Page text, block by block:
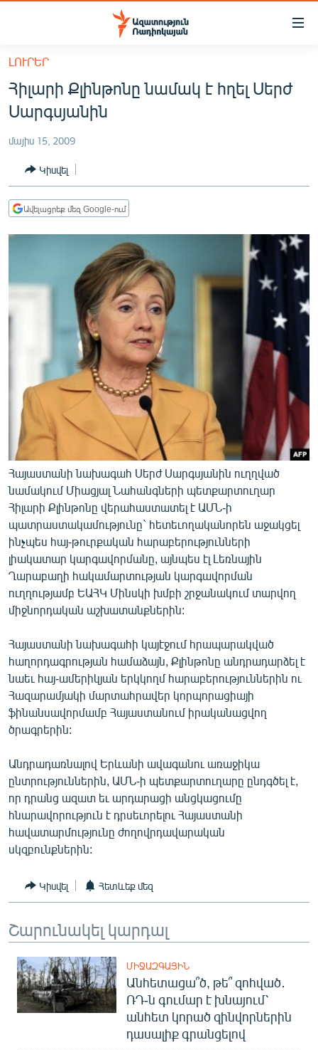
Մատչելիության
հիմնական
բովանդակությանը
Անցնել
հիմնական
մենյուին
ՀԱՅԱՍՏԱՆ
ՔԱՂԱՔԱԿԱՆ
ԸՆՏՐՈՒԹՅՈՒՆՆԵՐ 2026
ԻՐԱՎՈՒՆՔ
ՀԱՍԱՐԱԿՈՒԹՅՈՒՆ
ՊԱՏԵՐԱԶՄԻ 6 ՇԱԲԱԹՆԵՐԸ
ՏԱՐԱԾԱՇՐՋԱՆ
ՄԻՋԱԶԳԱՅԻՆ
ՄՇԱԿՈՒՅԹ
ՍՊՈՐՏ
ՄԵԿՆԱԲԱՆՈՒԹՅՈՒՆ
ՏՏ ԵՒ ԻՆՏԵՐՆԵՏ
ԿՈՐՈՆԱՎԻՐՈՒՍ
ԱՐԽԻՎ
ՏԵՍԱՆՅՈՒԹԵՐ
ԲԱՆԱՎԵՃ
ՁԳՏԵԼՈՎ ԼԱՎԱԳՈՒՅՆԻՆ
ՓՈԴՔԱՍԹ
English
Русский
ՀԵՏԵՎԵՔ ՄԵԶ
«Ազատության» բոլոր կայքերը
ԼՈՒՐԵՐ
Հիլարի Քլինթոնը նամակ է հղել Սերժ
Սարգսյանին
մայիս 15, 2009
Կիսվել
Ավելացրեք մեզ Google-ում
Հայաստանի նախագահ Սերժ Սարգսյանին ուղղված
նամակում Միացյալ Նահանգների պետքարտուղար
Հիլարի Քլինթոնը վերահաստատել է ԱՄՆ-ի
պատրաստակամությունը` հետեւողականորեն աջակցել
ինչպես հայ-թուրքական հարաբերությունների
լիակատար կարգավորմանը, այնպես էլ Լեռնային
Ղարաբաղի հակամարտության կարգավորման
ուղղությամբ ԵԱՀԿ Մինսկի խմբի շրջանակում տարվող
միջնորդական աշխատանքներին:
Հայաստանի նախագահի կայէջում հրապարակված
հաղորդագրության համաձայն, Քլինթոնը անդրադարձել է
նաեւ հայ-ամերիկյան երկկողմ հարաբերություններին ու
Հազարամյակի մարտահրավեր կորպորացիայի
ֆինանսավորմամբ Հայաստանում իրականացվող
ծրագրերին:
Անդրադառնալով Երևանի ավագանու առաջիկա
ընտրություններին, ԱՄՆ-ի պետքարտուղարը ընդգծել է,
որ դրանց ազատ եւ արդարացի անցկացումը
հնարավորություն է դրսեւորելու Հայաստանի
հավատարմությունը ժողովրդավարական
սկզբունքներին:
Կիսվել Հետևեք մեզ
Շարունակել կարդալ
ՄԻՋԱԶԳԱՅԻՆ
Անհետացա՞ծ, թե՞ զոհված․
ՌԴ-ն գումար է խնայում՝
անհետ կորած զինվորներին
դասալիք գրանցելով